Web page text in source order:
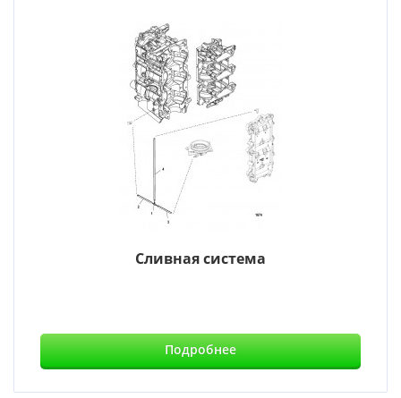
Сливная система
Подробнее